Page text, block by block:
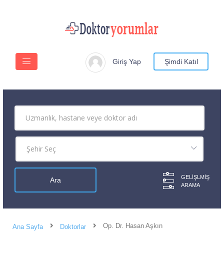
Giriş Yap Şimdi Katıl
GELIŞLMIŞ
ARAMA
Ana Sayfa Doktorlar Op. Dr. Hasan Aşkın